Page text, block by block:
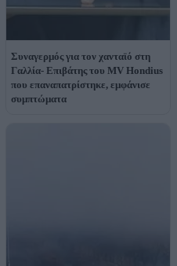
Συναγερμός για τον χανταϊό στη
Γαλλία- Επιβάτης του MV Hondius
που επαναπατρίστηκε, εμφάνισε
συμπτώματα